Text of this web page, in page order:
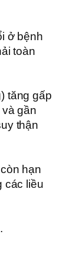
ở bệnh
toàn
tăng gấp
gần
thận
hạn
các liều